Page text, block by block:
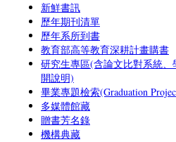
新鮮書訊
歷年期刊清單
歷年系所到書
教育部高等教育深耕計畫購書
研究生專區(含論文比對系統
開說明)
畢業專題檢索(Graduation
多媒體館藏
贈書芳名錄
機構典藏